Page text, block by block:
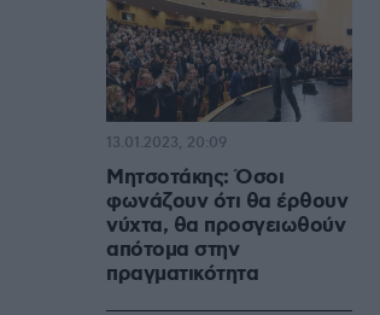
Μητσοτάκης: Όσοι
φωνάζουν ότι θα έρθουν
νύχτα, θα προσγειωθούν
απότομα στην
πραγματικότητα
13.01.2023, 20:09